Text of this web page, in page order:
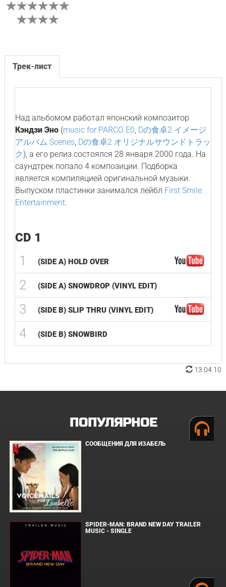
Трек-лист
Над альбомом работал японский композитор
Кэндзи Эно(music for PARCO E0, Dの食卓2 イメージ
アルバム Scenes, Dの食卓2 オリジナルサウンドトラッ
ク), а его релиз состоялся 28 января 2000 года. На
саундтрек попало 4 композиции. Подборка
является компиляцией оригинальной музыки.
Выпуском пластинки занимался лейбл First Smile
Entertainment.
CD 1
1 (SIDE A) HOLD OVER
2 (SIDE A) SNOWDROP (VINYL EDIT)
3 (SIDE B) SLIP THRU (VINYL EDIT)
4 (SIDE B) SNOWBIRD
13.04.10
ПОПУЛЯРНОЕ
СООБЩЕНИЯ ДЛЯ ИЗАБЕЛЬ
SPIDER-MAN: BRAND NEW DAY TRAILER
MUSIC - SINGLE